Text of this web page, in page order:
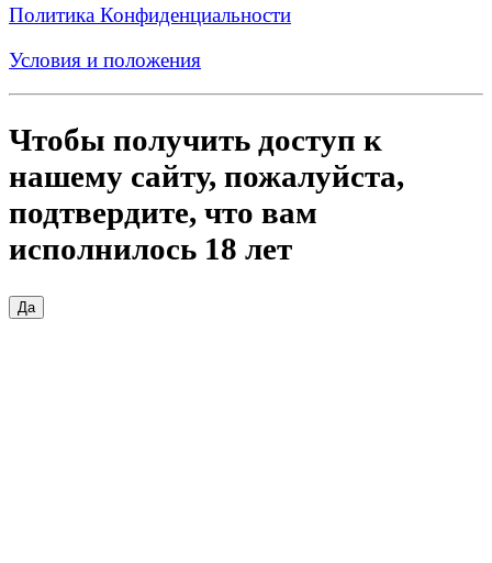
Политика Конфиденциальности
Условия и положения
Чтобы получить доступ к
нашему сайту, пожалуйста,
подтвердите, что вам
исполнилось 18 лет
Да